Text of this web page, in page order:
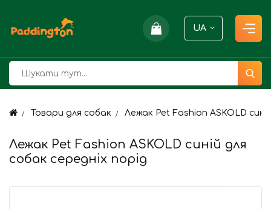
UA
Товари для собак Лежак Pet Fashion ASKOLD
Лежак Pet Fashion ASKOLD синій для
собак середніх порід